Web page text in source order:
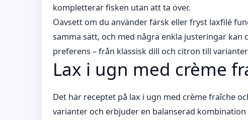
kompletterar fisken utan att ta över.
Oavsett om du använder färsk eller fryst laxfilé
samma sätt, och med några enkla justeringar kan
preferens – från klassisk dill och citron till
Lax i ugn med crème
Det här receptet på lax i ugn med crème fraîche
varianter och erbjuder en balanserad